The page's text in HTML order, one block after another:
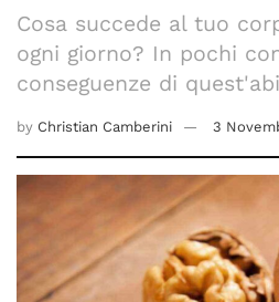
Cosa succede al tuo
ogni giorno? In pochi
conseguenze di
by Christian Camberini 3